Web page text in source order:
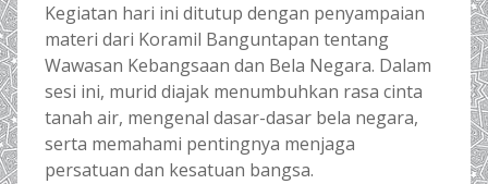
Kegiatan hari ini ditutup dengan penyampaian
materi dari Koramil Banguntapan tentang
Wawasan Kebangsaan dan Bela Negara. Dalam
sesi ini, murid diajak menumbuhkan rasa cinta
tanah air, mengenal dasar-dasar bela negara,
serta memahami pentingnya menjaga
persatuan dan kesatuan bangsa.